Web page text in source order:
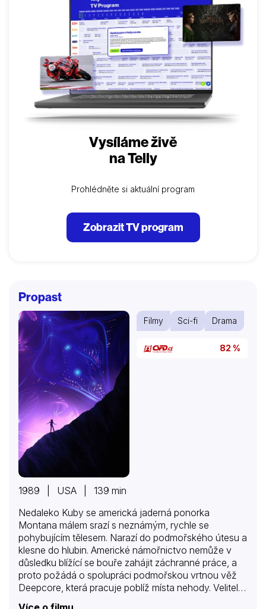
A když drahocenné rodinné dědictví, které ji mělo
přivést blíže k dětem, pustí ze řemene
superpadoucha…
Vysíláme živě
na Telly
Prohlédněte si aktuální program
Zobrazit TV program
Propast
Filmy Sci-fi Drama
82 %
1989 | USA | 139 min
Nedaleko Kuby se americká jaderná ponorka
Montana málem srazí s neznámým, rychle se
pohybujícím tělesem. Narazí do podmořského útesu a
klesne do hlubin. Americké námořnictvo nemůže v
důsledku blížící se bouře zahájit záchranné práce, a
proto požádá o spolupráci podmořskou vrtnou věž
Deepcore, která pracuje poblíž místa nehody. Velitel
Bud Brigman není příliš nadšený, zvlášť když celou